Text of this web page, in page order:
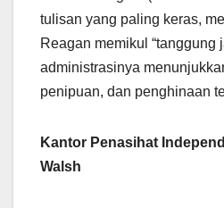
tulisan yang paling keras,
Reagan memikul “tanggung
administrasinya
penipuan, dan penghinaan
Kantor Penasihat
Walsh